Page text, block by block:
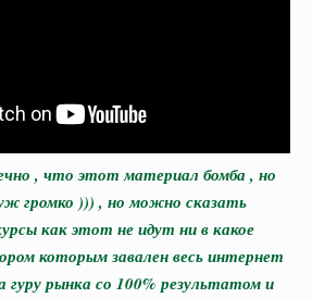
, что этот материал бомба , но
громко ))) , но можно сказать
как этот не идут ни в какое
которым завален весь интернет
гуру рынка со 100% результатом и